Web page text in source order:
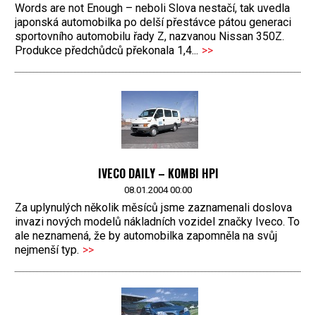
Words are not Enough – neboli Slova nestačí, tak uvedla
japonská automobilka po delší přestávce pátou generaci
sportovního automobilu řady Z, nazvanou Nissan 350Z.
Produkce předchůdců překonala 1,4... >>
IVECO DAILY – KOMBI HPI
08.01.2004 00:00
Za uplynulých několik měsíců jsme zaznamenali doslova
invazi nových modelů nákladních vozidel značky Iveco. To
ale neznamená, že by automobilka zapomněla na svůj
nejmenší typ. >>